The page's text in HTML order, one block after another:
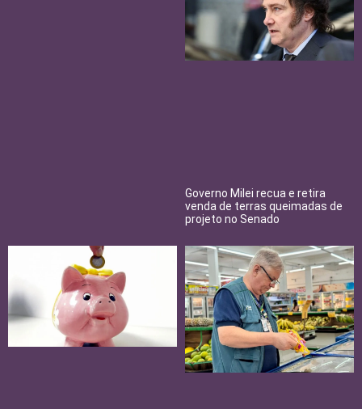
Governo Milei recua e retira
venda de terras queimadas de
projeto no Senado